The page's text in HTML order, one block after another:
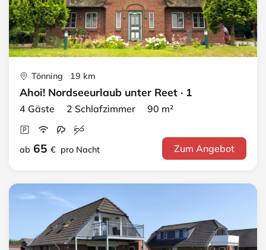
Tönning 19 km
Ahoi! Nordseeurlaub unter Reet · 1
4 Gäste 2 Schlafzimmer 90 m²
ab 65 € pro Nacht Zum Angebot